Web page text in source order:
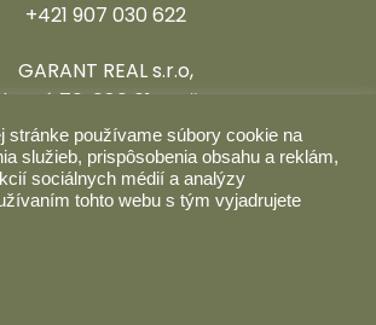
+421 907 030 622
GARANT REAL s.r.o,
Hlavná 70, 080 01 Prešov
Sledujte nás
stránke používame súbory cookie na
služieb, prispôsobenia obsahu a reklám,
sociálnych médií a analýzy
tohto webu s tým vyjadrujete